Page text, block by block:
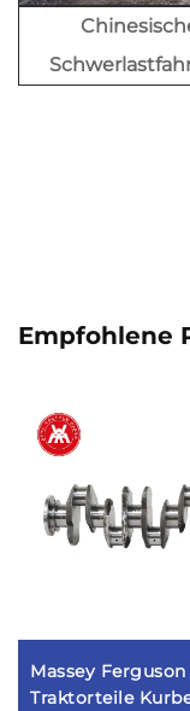
Empfohlene
Massey Ferguson
Traktorteile